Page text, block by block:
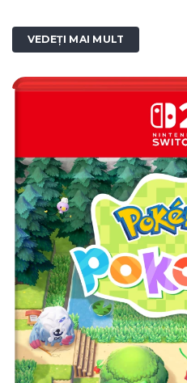
VEDEȚI MAI MULT